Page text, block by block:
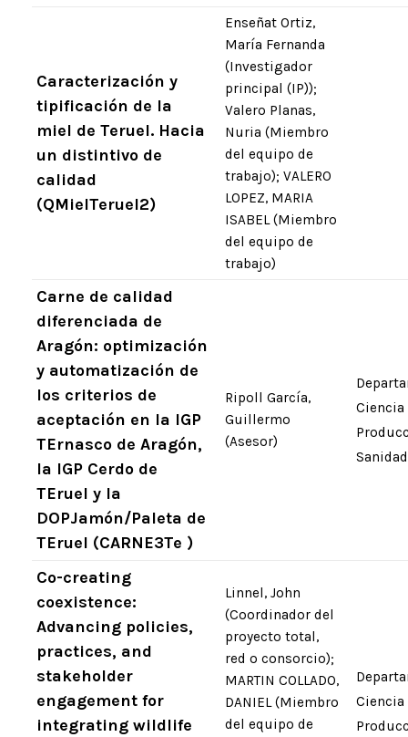
Caracterización y
tipificación de la
miel de Teruel. Hacia
un distintivo de
calidad
(QMielTeruel2)
Enseñat Ortiz,
María Fernanda
(Investigador
principal (IP));
Valero Planas,
Nuria (Miembro
del equipo de
trabajo); VALERO
LOPEZ, MARIA
ISABEL (Miembro
del equipo de
trabajo)
Carne de calidad
diferenciada de
Aragón: optimización
y automatización de
los criterios de
aceptación en la IGP
TErnasco de Aragón,
la IGP Cerdo de
TEruel y la
DOPJamón/Paleta de
TEruel (CARNE3Te )
Ripoll García,
Guillermo
(Asesor)
Co-creating
coexistence:
Advancing policies,
practices, and
stakeholder
engagement for
integrating wildlife
Linnel, John
(Coordinador del
proyecto total,
red o consorcio);
MARTIN COLLADO,
DANIEL (Miembro
del equipo de